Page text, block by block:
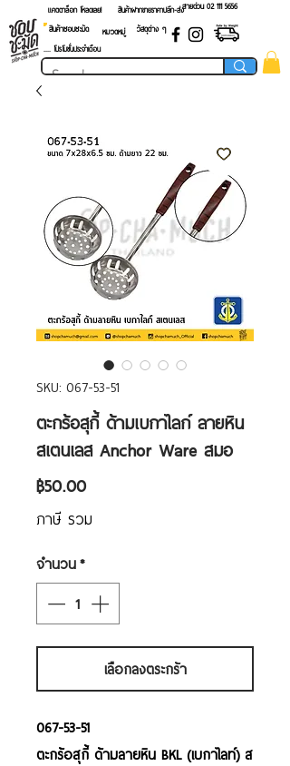
แคตตาล็อก โหลดเลย! สายด่วน 02 ​111 5656
สินค้าฝากขายราคาปลีก-ส่ง
สินค้าชอบชะมัด
หมวดหมู่
วัสดุต่าง ๆ
.... โปรโมชั่นประจำเดือน
SKU: 067-53-51
ตะกร้อสุกี้ ด้ามเบกาไลก์ ลายหิน
สเตนเลส Anchor Ware สมอ
฿50.00ราคา
ภาษี รวม
จำนวน*
เลือกลงตระกร้า
067-53-51
ตะกร้อสุกี้ ด้ามลายหิน BKL (เบกาไลท์) ส